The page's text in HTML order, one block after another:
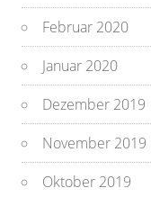
Februar 2020
Januar 2020
Dezember 2019
November 2019
Oktober 2019